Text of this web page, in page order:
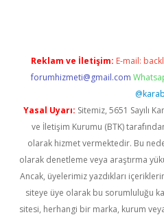
Reklam ve İletişim: E-mail:
forumhizmeti@gmail.com
Yasal Uyarı: Sitemiz, 5651 Sayılı
ve İletişim Kurumu (BTK)
olarak hizmet vermektedir. Bu
olarak denetleme veya araştırma
Ancak, üyelerimiz yazdıkları
siteye üye olarak bu sorumluluğu
sitesi, herhangi bir marka, kurum